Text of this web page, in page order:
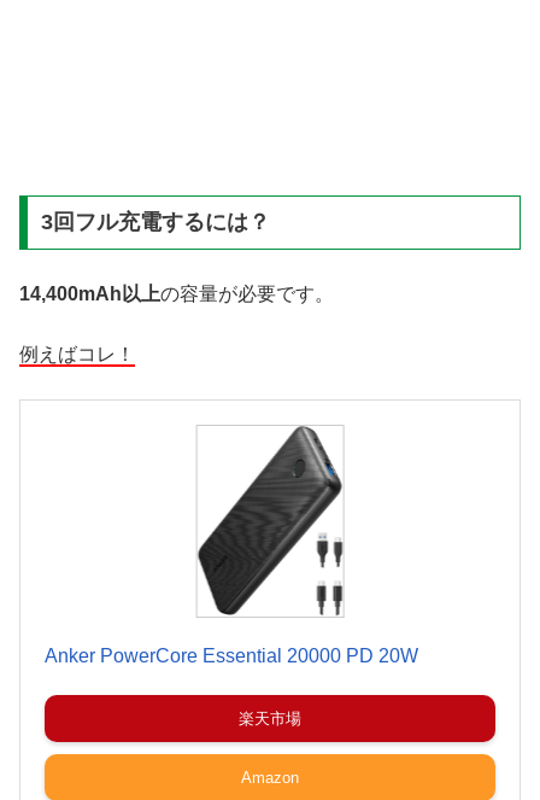
3回フル充電するには？
14,400mAh以上の容量が必要です。
例えばコレ！
Anker PowerCore Essential 20000 PD 20W
楽天市場
Amazon